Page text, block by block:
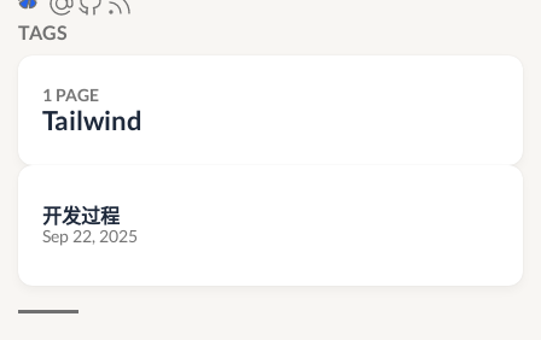
TAGS
1 PAGE
Tailwind
开发过程
Sep 22, 2025